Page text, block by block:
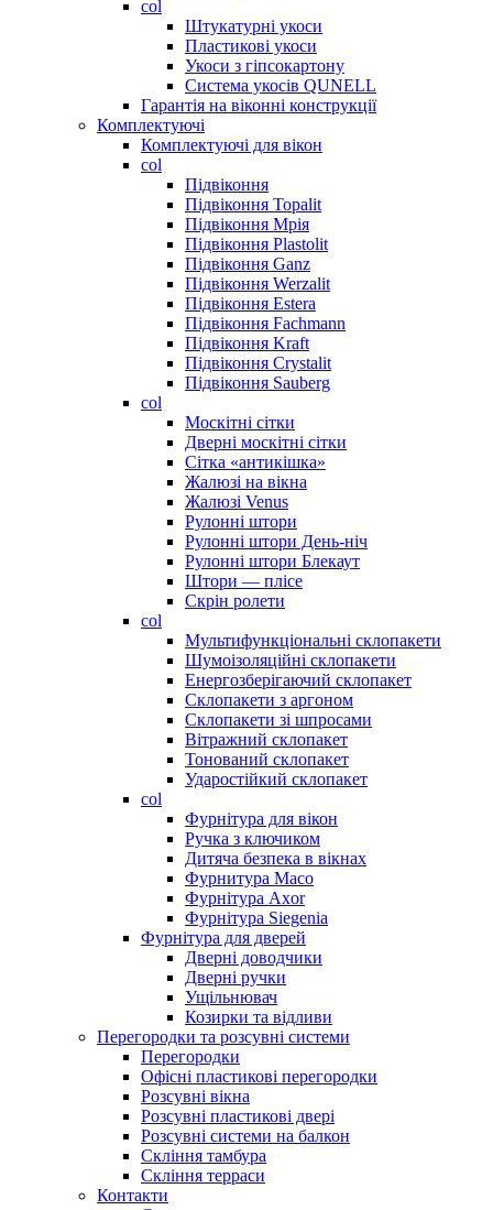
col
Штукатурні укоси
Пластикові укоси
Укоси з гіпсокартону
Система укосів QUNELL
Гарантія на віконні конструкції
Комплектуючі
Комплектуючі для вікон
col
Підвіконня
Підвіконня Topalit
Підвіконня Мрія
Підвіконня Plastolit
Підвіконня Ganz
Підвіконня Werzalit
Підвіконня Estera
Підвіконня Fachmann
Підвіконня Kraft
Підвіконня Crystalit
Підвіконня Sauberg
col
Москітні сітки
Дверні москітні сітки
Сітка «антикішка»
Жалюзі на вікна
Жалюзі Venus
Рулонні штори
Рулонні штори День-ніч
Рулонні штори Блекаут
Штори — плісе
Скрін ролети
col
Мультифункціональні склопакети
Шумоізоляційні склопакети
Енергозберігаючий склопакет
Склопакети з аргоном
Склопакети зі шпросами
Вітражний склопакет
Тонований склопакет
Ударостійкий склопакет
col
Фурнітура для вікон
Ручка з ключиком
Дитяча безпека в вікнах
Фурнитура Maco
Фурнітура Axor
Фурнітура Siegenia
Фурнітура для дверей
Дверні доводчики
Дверні ручки
Ущільнювач
Козирки та відливи
Перегородки та розсувні системи
Перегородки
Офісні пластикові перегородки
Розсувні вікна
Розсувні пластикові двері
Розсувні системи на балкон
Скління тамбура
Скління терраси
Контакти